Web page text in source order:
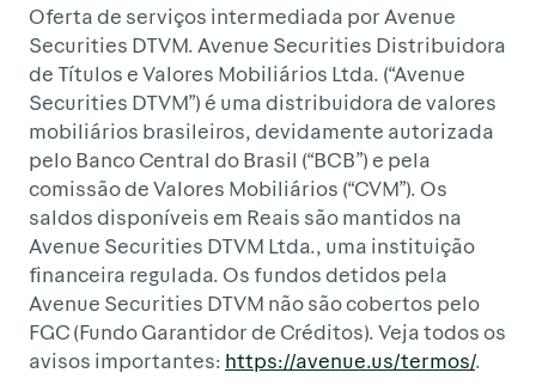
Oferta de serviços intermediada por Avenue
Securities DTVM. Avenue Securities Distribuidora
de Títulos e Valores Mobiliários Ltda. (“Avenue
Securities DTVM”) é uma distribuidora de valores
mobiliários brasileiros, devidamente autorizada
pelo Banco Central do Brasil (“BCB”) e pela
comissão de Valores Mobiliários (“CVM”). Os
saldos disponíveis em Reais são mantidos na
Avenue Securities DTVM Ltda., uma instituição
financeira regulada. Os fundos detidos pela
Avenue Securities DTVM não são cobertos pelo
FGC (Fundo Garantidor de Créditos). Veja todos os
avisos importantes: https://avenue.us/termos/.